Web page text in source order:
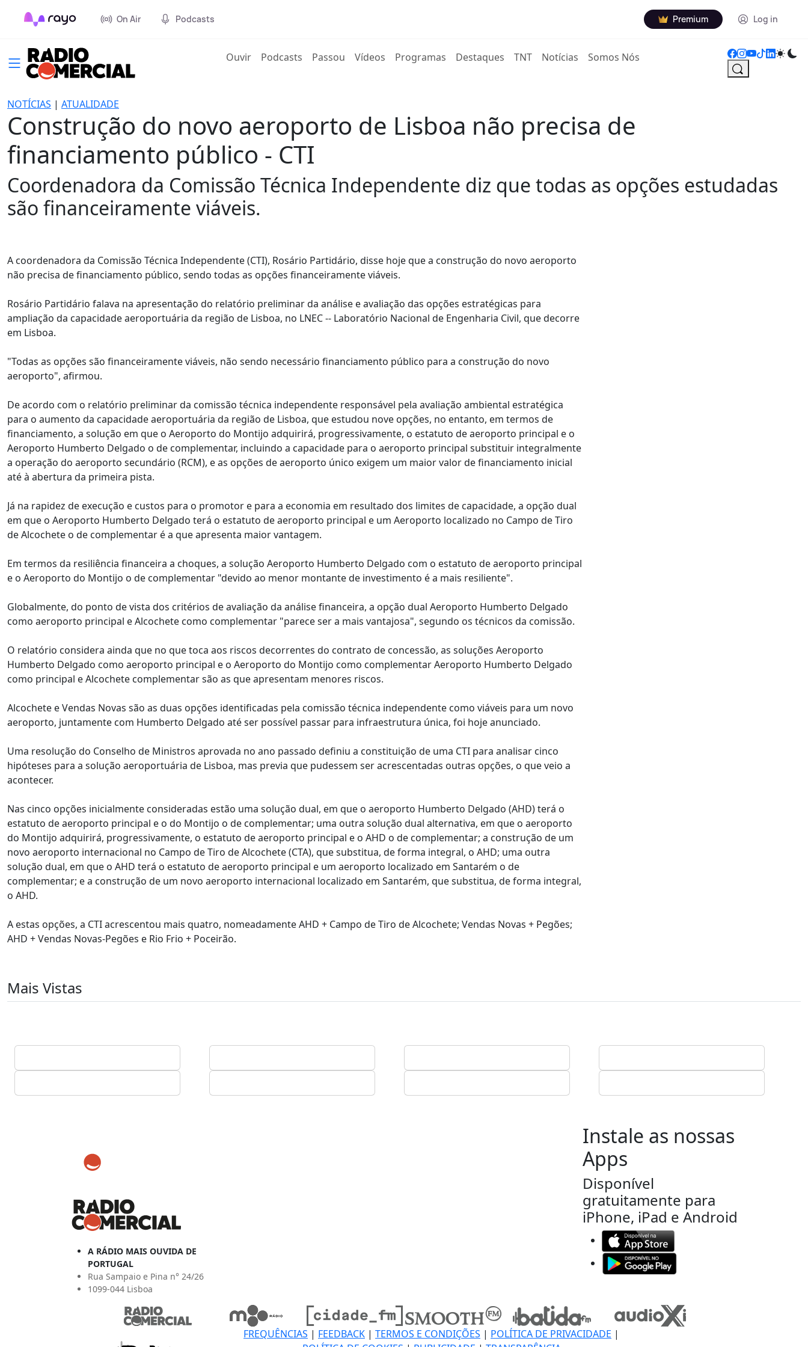
On Air Podcasts Premium Log in
Ouvir(current)
Podcasts Passou Vídeos Programas Destaques TNT Notícias Somos Nós
NOTÍCIAS | ATUALIDADE
Construção do novo aeroporto de Lisboa não precisa de
financiamento público - CTI
Coordenadora da Comissão Técnica Independente diz que todas as opções estudadas
são financeiramente viáveis.
A coordenadora da Comissão Técnica Independente (CTI), Rosário Partidário, disse hoje que a construção do novo aeroporto
não precisa de financiamento público, sendo todas as opções financeiramente viáveis.
Rosário Partidário falava na apresentação do relatório preliminar da análise e avaliação das opções estratégicas para
ampliação da capacidade aeroportuária da região de Lisboa, no LNEC -- Laboratório Nacional de Engenharia Civil, que decorre
em Lisboa.
"Todas as opções são financeiramente viáveis, não sendo necessário financiamento público para a construção do novo
aeroporto", afirmou.
De acordo com o relatório preliminar da comissão técnica independente responsável pela avaliação ambiental estratégica
para o aumento da capacidade aeroportuária da região de Lisboa, que estudou nove opções, no entanto, em termos de
financiamento, a solução em que o Aeroporto do Montijo adquirirá, progressivamente, o estatuto de aeroporto principal e o
Aeroporto Humberto Delgado o de complementar, incluindo a capacidade para o aeroporto principal substituir integralmente
a operação do aeroporto secundário (RCM), e as opções de aeroporto único exigem um maior valor de financiamento inicial
até à abertura da primeira pista.
Já na rapidez de execução e custos para o promotor e para a economia em resultado dos limites de capacidade, a opção dual
em que o Aeroporto Humberto Delgado terá o estatuto de aeroporto principal e um Aeroporto localizado no Campo de Tiro
de Alcochete o de complementar é a que apresenta maior vantagem.
Em termos da resiliência financeira a choques, a solução Aeroporto Humberto Delgado com o estatuto de aeroporto principal
e o Aeroporto do Montijo o de complementar "devido ao menor montante de investimento é a mais resiliente".
Globalmente, do ponto de vista dos critérios de avaliação da análise financeira, a opção dual Aeroporto Humberto Delgado
como aeroporto principal e Alcochete como complementar "parece ser a mais vantajosa", segundo os técnicos da comissão.
O relatório considera ainda que no que toca aos riscos decorrentes do contrato de concessão, as soluções Aeroporto
Humberto Delgado como aeroporto principal e o Aeroporto do Montijo como complementar Aeroporto Humberto Delgado
como principal e Alcochete complementar são as que apresentam menores riscos.
Alcochete e Vendas Novas são as duas opções identificadas pela comissão técnica independente como viáveis para um novo
aeroporto, juntamente com Humberto Delgado até ser possível passar para infraestrutura única, foi hoje anunciado.
Uma resolução do Conselho de Ministros aprovada no ano passado definiu a constituição de uma CTI para analisar cinco
hipóteses para a solução aeroportuária de Lisboa, mas previa que pudessem ser acrescentadas outras opções, o que veio a
acontecer.
Nas cinco opções inicialmente consideradas estão uma solução dual, em que o aeroporto Humberto Delgado (AHD) terá o
estatuto de aeroporto principal e o do Montijo o de complementar; uma outra solução dual alternativa, em que o aeroporto
do Montijo adquirirá, progressivamente, o estatuto de aeroporto principal e o AHD o de complementar; a construção de um
novo aeroporto internacional no Campo de Tiro de Alcochete (CTA), que substitua, de forma integral, o AHD; uma outra
solução dual, em que o AHD terá o estatuto de aeroporto principal e um aeroporto localizado em Santarém o de
complementar; e a construção de um novo aeroporto internacional localizado em Santarém, que substitua, de forma integral,
o AHD.
A estas opções, a CTI acrescentou mais quatro, nomeadamente AHD + Campo de Tiro de Alcochete; Vendas Novas + Pegões;
AHD + Vendas Novas-Pegões e Rio Frio + Poceirão.
Mais Vistas
A RÁDIO MAIS OUVIDA DE
PORTUGAL
Rua Sampaio e Pina n° 24/26
1099-044 Lisboa
Instale as nossas
Apps
Disponível
gratuitamente para
iPhone, iPad e Android
FREQUÊNCIAS | FEEDBACK | TERMOS E CONDIÇÕES | POLÍTICA DE PRIVACIDADE |